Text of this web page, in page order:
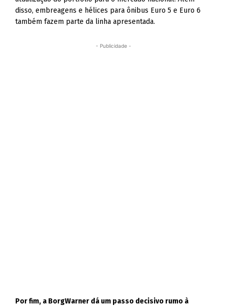
disso, embreagens e hélices para ônibus Euro 5 e Euro 6
também fazem parte da linha apresentada.
- Publicidade -
Por fim, a BorgWarner dá um passo decisivo rumo à